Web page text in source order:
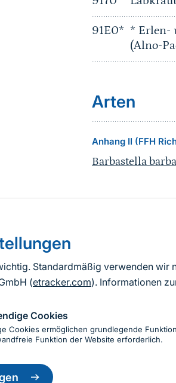
Standardmäßig verwenden
(etracker.com). Informationen
Cookies
Cookies ermöglichen grundlegende
Funktion der Website erforderlich.
Einwilligung
zurückziehen
91E0* * Erlen-
(Alno-
Arten
Anhang II (FFH
Barbastella
Nach
2019). Aus